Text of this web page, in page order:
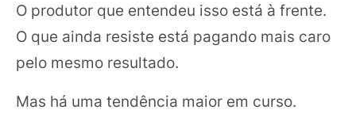
O produtor que entendeu isso está à frente.
O que ainda resiste está pagando mais caro
pelo mesmo resultado.
Mas há uma tendência maior em curso.